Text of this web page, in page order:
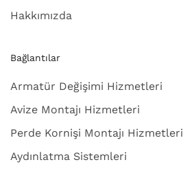
Hakkımızda
Bağlantılar
Armatür Değişimi Hizmetleri
Avize Montajı Hizmetleri
Perde Kornişi Montajı Hizmetleri
Aydınlatma Sistemleri